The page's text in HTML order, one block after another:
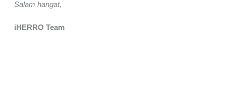
Salam hangat,
iHERRO Team